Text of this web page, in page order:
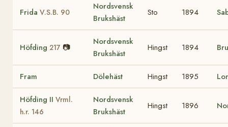
Frida V.S.B. 90
Nordsvensk
Brukshäst
Sto 1894
Höfding 217 📷
Nordsvensk
Brukshäst
Hingst 1894
Fram Dölehäst Hingst 1895
Höfding II Vrml.
h.r. 146
Nordsvensk
Brukshäst
Hingst 1896